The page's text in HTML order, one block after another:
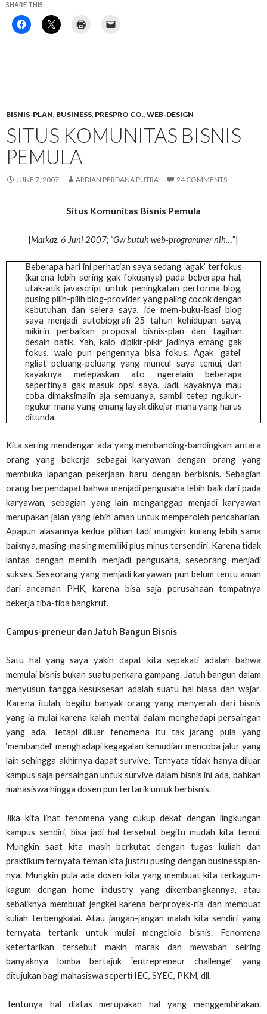
SHARE THIS:
BISNIS-PLAN, BUSINESS, PRESPRO CO., WEB-DESIGN
SITUS KOMUNITAS BISNIS
PEMULA
JUNE 7, 2007 ARDIAN PERDANA PUTRA 24 COMMENTS
Situs Komunitas Bisnis Pemula
[Markaz, 6 Juni 2007; “Gw butuh web-programmer nih…”]
Beberapa hari ini perhatian saya sedang ‘agak’ terfokus
(karena lebih sering gak fokusnya) pada beberapa hal,
utak-atik javascript untuk peningkatan performa blog,
pusing pilih-pilih blog-provider yang paling cocok dengan
kebutuhan dan selera saya, ide mem-buku-isasi blog
saya menjadi autobiografi 25 tahun kehidupan saya,
mikirin perbaikan proposal bisnis-plan dan tagihan
desain batik. Yah, kalo dipikir-pikir jadinya emang gak
fokus, walo pun pengennya bisa fokus. Agak ‘gatel’
ngliat peluang-peluang yang muncul saya temui, dan
kayaknya melepaskan ato ngerelain beberapa
sepertinya gak masuk opsi saya. Jadi, kayaknya mau
coba dimaksimalin aja semuanya, sambil tetep ngukur-
ngukur mana yang emang layak dikejar mana yang harus
ditunda.
Kita sering mendengar ada yang membanding-bandingkan antara
orang yang bekerja sebagai karyawan dengan orang yang
membuka lapangan pekerjaan baru dengan berbisnis. Sebagian
orang berpendapat bahwa menjadi pengusaha lebih baik dari pada
karyawan, sebagian yang lain menganggap menjadi karyawan
merupakan jalan yang lebih aman untuk memperoleh pencaharian.
Apapun alasannya kedua pilihan tadi mungkin kurang lebih sama
baiknya, masing-masing memiliki plus minus tersendiri. Karena tidak
lantas dengan memilih menjadi pengusaha, seseorang menjadi
sukses. Seseorang yang menjadi karyawan pun belum tentu aman
dari ancaman PHK, karena bisa saja perusahaan tempatnya
bekerja tiba-tiba bangkrut.
Campus-preneur dan Jatuh Bangun Bisnis
Satu hal yang saya yakin dapat kita sepakati adalah bahwa
memulai bisnis bukan suatu perkara gampang. Jatuh bangun dalam
menyusun tangga kesuksesan adalah suatu hal biasa dan wajar.
Karena itulah, begitu banyak orang yang menyerah dari bisnis
yang ia mulai karena kalah mental dalam menghadapi persaingan
yang ada. Tetapi diluar fenomena itu tak jarang pula yang
‘membandel’ menghadapi kegagalan kemudian mencoba jalur yang
lain sehingga akhirnya dapat survive. Ternyata tidak hanya diluar
kampus saja persaingan untuk survive dalam bisnis ini ada, bahkan
mahasiswa hingga dosen pun tertarik untuk berbisnis.
Jika kita lihat fenomena yang cukup dekat dengan lingkungan
kampus sendiri, bisa jadi hal tersebut begitu mudah kita temui.
Mungkin saat kita masih berkutat dengan tugas kuliah dan
praktikum ternyata teman kita justru pusing dengan businessplan-
nya. Mungkin pula ada dosen kita yang membuat kita terkagum-
kagum dengan home industry yang dikembangkannya, atau
sebaliknya membuat jengkel karena berproyek-ria dan membuat
kuliah terbengkalai. Atau jangan-jangan malah kita sendiri yang
ternyata tertarik untuk mulai mengelola bisnis. Fenomena
ketertarikan tersebut makin marak dan mewabah seiring
banyaknya lomba bertajuk “entrepreneur challenge” yang
ditujukan bagi mahasiswa seperti IEC, SYEC, PKM, dll.
Tentunya hal diatas merupakan hal yang menggembirakan.